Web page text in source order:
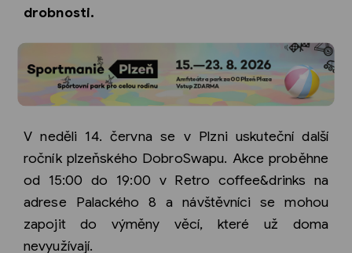
drobnosti.
V neděli 14. června se v Plzni uskuteční další
ročník plzeňského DobroSwapu. Akce proběhne
od 15:00 do 19:00 v Retro coffee&drinks na
adrese Palackého 8 a návštěvníci se mohou
zapojit do výměny věcí, které už doma
nevyužívají.